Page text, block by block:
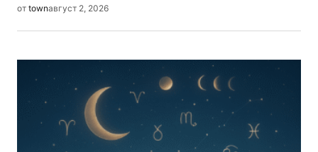
от townавгуст 2, 2026